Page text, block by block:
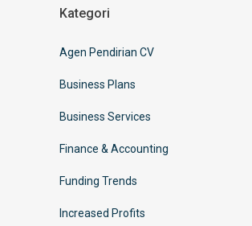
Kategori
Agen Pendirian CV
Business Plans
Business Services
Finance & Accounting
Funding Trends
Increased Profits